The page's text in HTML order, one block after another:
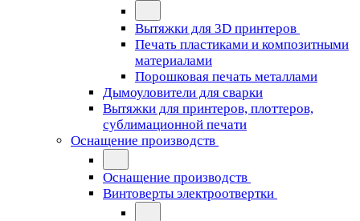
Вытяжки для 3D принтеров
Печать пластиками и композитными
материалами
Порошковая печать металлами
Дымоуловители для сварки
Вытяжки для принтеров, плоттеров,
сублимационной печати
Оснащение производств
Оснащение производств
Винтоверты электроотвертки